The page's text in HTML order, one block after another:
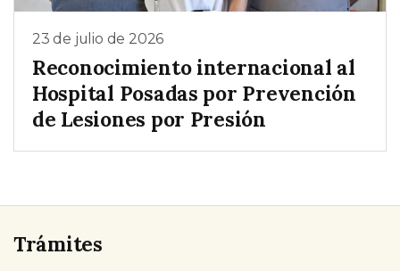
23 de julio de 2026
Reconocimiento internacional al
Hospital Posadas por Prevención
de Lesiones por Presión
Trámites